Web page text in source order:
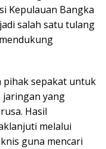
Kepulauan Bangka
salah satu tulang
pihak sepakat untuk
jaringan yang
Hasil
melalui
guna mencari